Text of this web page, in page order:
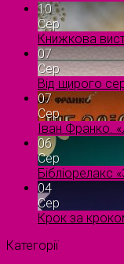
10
Сер
Книжкова
07
Сер
Від щирого
07
Сер
Іван Франко.
06
Сер
Бібліорелакс
04
Сер
Крок за
Категорії